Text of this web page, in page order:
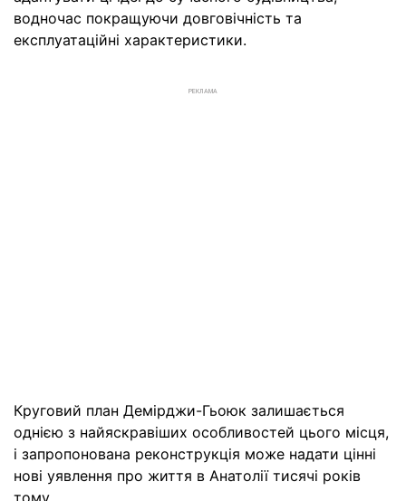
водночас покращуючи довговічність та
експлуатаційні характеристики.
РЕКЛАМА
Круговий план Демірджи-Гьоюк залишається
однією з найяскравіших особливостей цього місця,
і запропонована реконструкція може надати цінні
нові уявлення про життя в Анатолії тисячі років
тому.